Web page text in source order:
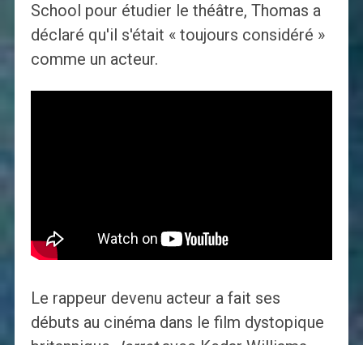
School pour étudier le théâtre, Thomas a
déclaré qu'il s'était « toujours considéré »
comme un acteur.
Le rappeur devenu acteur a fait ses
débuts au cinéma dans le film dystopique